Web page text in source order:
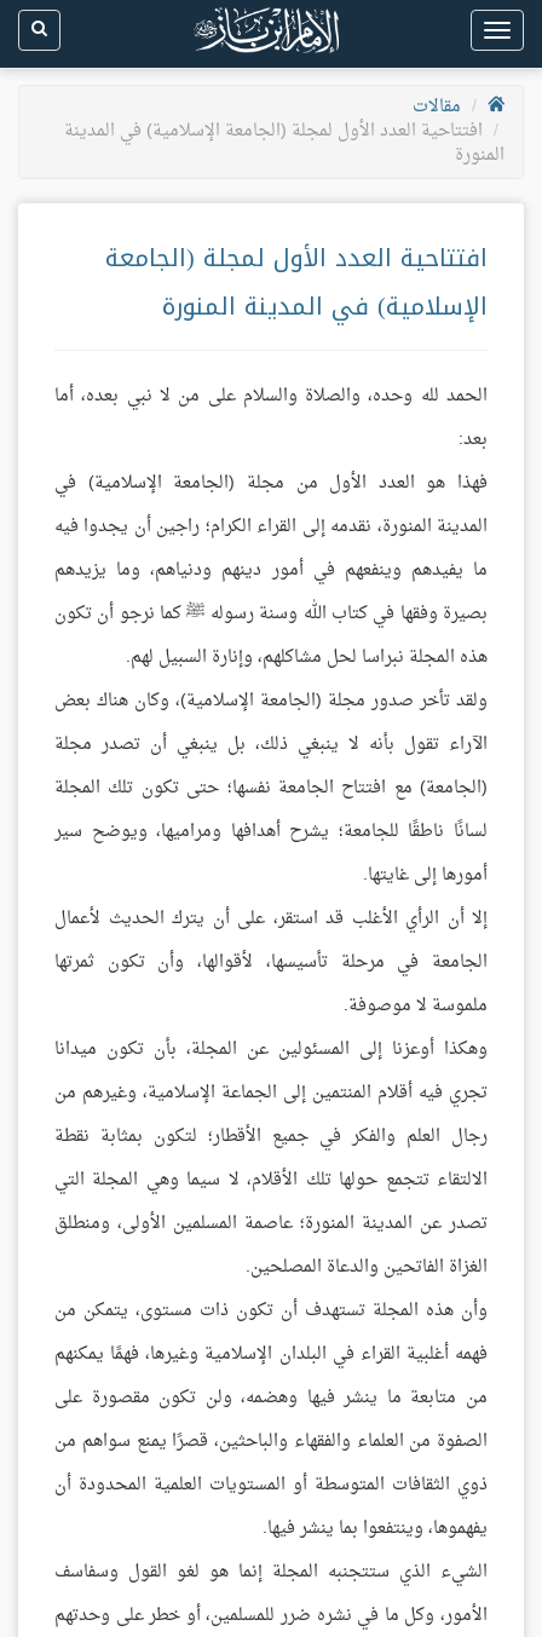
Toggle
navigation
مقالات
افتتاحية العدد الأول لمجلة (الجامعة الإسلامية) في المدينة
المنورة
افتتاحية العدد الأول لمجلة (الجامعة
الإسلامية) في المدينة المنورة
الحمد لله وحده، والصلاة والسلام على من لا نبي بعده، أما
بعد:
فهذا هو العدد الأول من مجلة (الجامعة الإسلامية) في
المدينة المنورة، نقدمه إلى القراء الكرام؛ راجين أن يجدوا فيه
ما يفيدهم وينفعهم في أمور دينهم ودنياهم، وما يزيدهم
بصيرة وفقها في كتاب الله وسنة رسوله ﷺ كما نرجو أن تكون
هذه المجلة نبراسا لحل مشاكلهم، وإنارة السبيل لهم.
ولقد تأخر صدور مجلة (الجامعة الإسلامية)، وكان هناك بعض
الآراء تقول بأنه لا ينبغي ذلك، بل ينبغي أن تصدر مجلة
(الجامعة) مع افتتاح الجامعة نفسها؛ حتى تكون تلك المجلة
لسانًا ناطقًا للجامعة؛ يشرح أهدافها ومراميها، ويوضح سير
أمورها إلى غايتها.
إلا أن الرأي الأغلب قد استقر، على أن يترك الحديث لأعمال
الجامعة في مرحلة تأسيسها، لأقوالها، وأن تكون ثمرتها
ملموسة لا موصوفة.
وهكذا أوعزنا إلى المسئولين عن المجلة، بأن تكون ميدانا
تجري فيه أقلام المنتمين إلى الجماعة الإسلامية، وغيرهم من
رجال العلم والفكر في جميع الأقطار؛ لتكون بمثابة نقطة
الالتقاء تتجمع حولها تلك الأقلام، لا سيما وهي المجلة التي
تصدر عن المدينة المنورة؛ عاصمة المسلمين الأولى، ومنطلق
الغزاة الفاتحين والدعاة المصلحين.
وأن هذه المجلة تستهدف أن تكون ذات مستوى، يتمكن من
فهمه أغلبية القراء في البلدان الإسلامية وغيرها، فهمًا يمكنهم
من متابعة ما ينشر فيها وهضمه، ولن تكون مقصورة على
الصفوة من العلماء والفقهاء والباحثين، قصرًا يمنع سواهم من
ذوي الثقافات المتوسطة أو المستويات العلمية المحدودة أن
يفهموها، وينتفعوا بما ينشر فيها.
الشيء الذي ستتجنبه المجلة إنما هو لغو القول وسفاسف
الأمور، وكل ما في نشره ضرر للمسلمين، أو خطر على وحدتهم